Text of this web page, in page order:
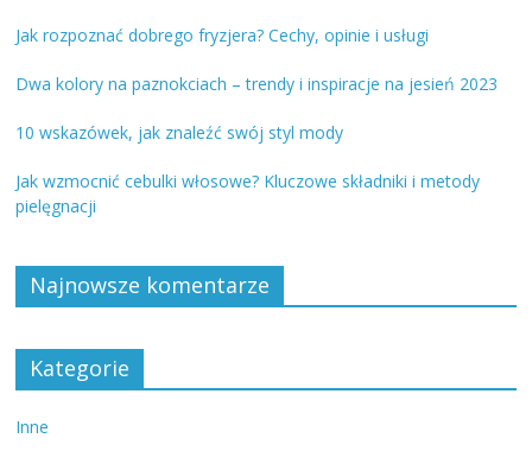
Jak rozpoznać dobrego fryzjera? Cechy, opinie i usługi
Dwa kolory na paznokciach – trendy i inspiracje na jesień 2023
10 wskazówek, jak znaleźć swój styl mody
Jak wzmocnić cebulki włosowe? Kluczowe składniki i metody
pielęgnacji
Najnowsze komentarze
Kategorie
Inne